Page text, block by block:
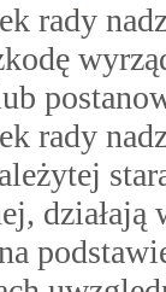
rady
rady
działają